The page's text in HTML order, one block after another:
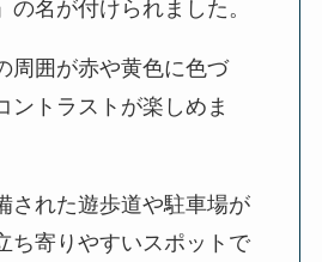
の名が付けられました。
周囲が赤や黄色に色づ
ントラストが楽しめま
された遊歩道や駐車場が
ち寄りやすいスポットで